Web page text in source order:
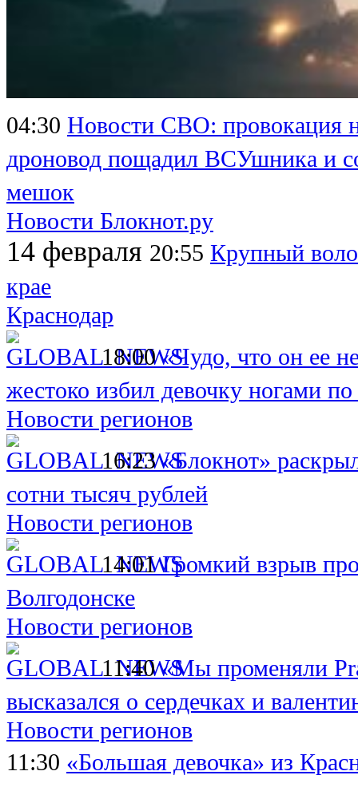
04:30 Новости СВО: провокация
дроновод пощадил ВСУшника и
мешок
Новости Блокнот.ру
14 февраля 20:55 Крупный
крае
Краснодар
18:00 «Чудо, что он ее
жестоко избил девочку ногами по
Новости регионов
16:23 «Блокнот»
сотни тысяч рублей
Новости регионов
14:01 Громкий взрыв
Волгодонске
Новости регионов
11:40 «Мы променяли
высказался о сердечках и
Новости регионов
11:30 «Большая девочка» из